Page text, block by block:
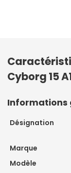
Cyborg 15
Informations
Désignation
Marque
Modèle